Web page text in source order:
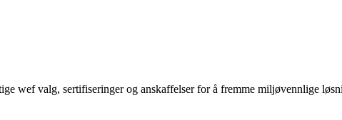
wef valg, sertifiseringer og anskaffelser for å fremme miljøvennlige